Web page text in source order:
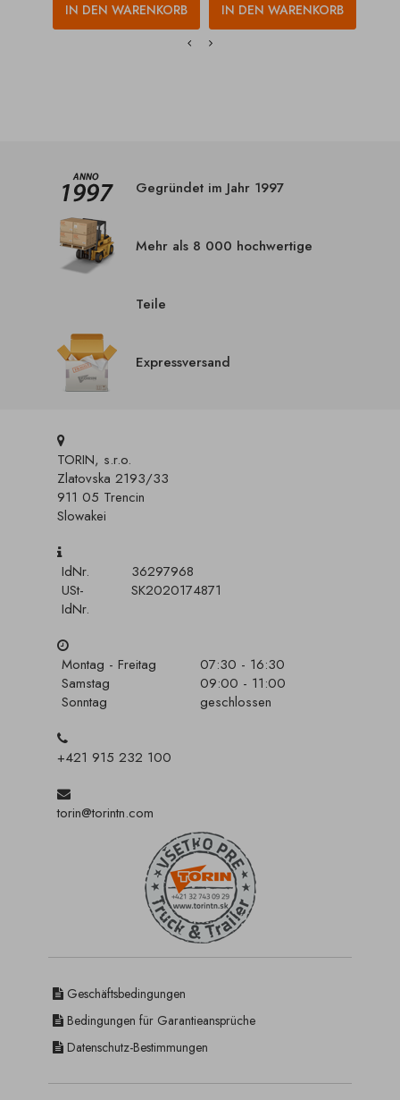
IN DEN WARENKORB IN DEN WARENKORB
Gegründet im Jahr 1997
Mehr als 8 000 hochwertige
Teile
Expressversand
TORIN, s.r.o.
Zlatovska 2193/33
911 05 Trencin
Slowakei
IdNr.
36297968
USt-
IdNr.
SK2020174871
Montag - Freitag
07:30 - 16:30
Samstag
09:00 - 11:00
Sonntag
geschlossen
+421 915 232 100
torin@torintn.com
Geschäftsbedingungen
Bedingungen für Garantieansprüche
Datenschutz-Bestimmungen